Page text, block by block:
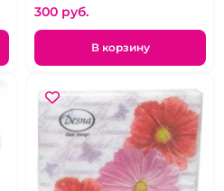
300 pуб.
В корзину